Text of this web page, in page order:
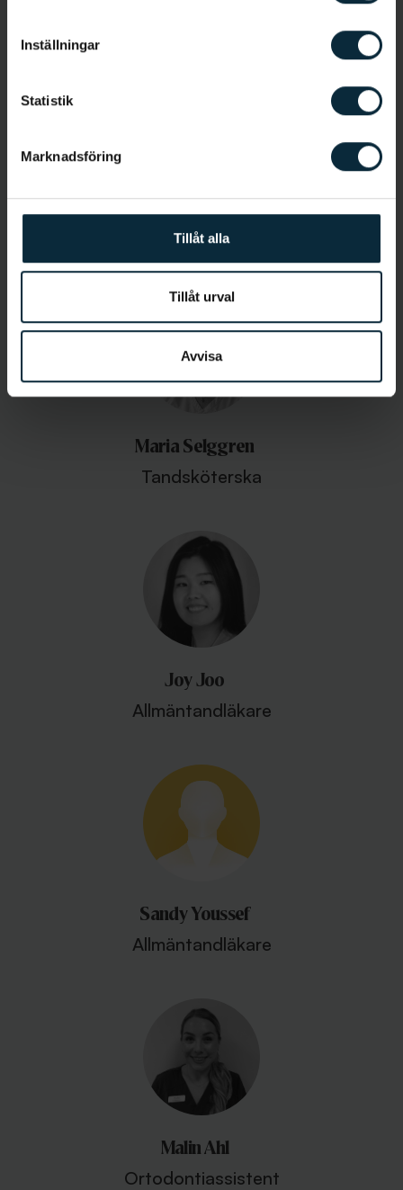
Inställningar
Statistik
Marknadsföring
Tillåt alla
Tillåt urval
Avvisa
Jetmir Kaza
Tandsköterska
Maria Selggren
Tandsköterska
Joy Joo
Allmäntandläkare
Sandy Youssef
Allmäntandläkare
Malin Ahl
Ortodontiassistent